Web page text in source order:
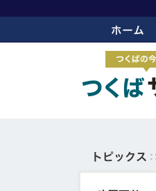
ホーム